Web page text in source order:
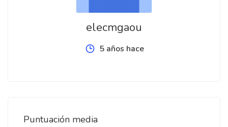
Apple iPhone 12 Mini 128GB...$500 USD
Apple iPad Pro 12.9 2021 Wi-Fi + Cellular & GPS
elecmgaou
5 años hace
Puntuación media